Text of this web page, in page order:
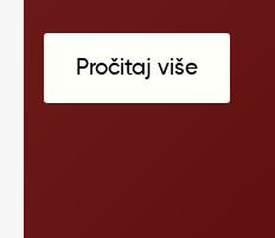
Pročitaj više